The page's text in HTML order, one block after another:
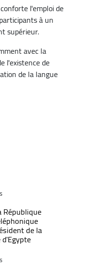
l'emploi de
à un
supérieur.
avec la
l'existence de
de la langue
République
de la